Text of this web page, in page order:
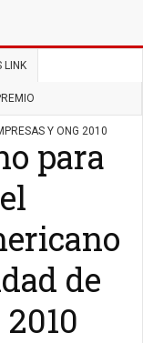
LINK
Y ONG 2010
para
de